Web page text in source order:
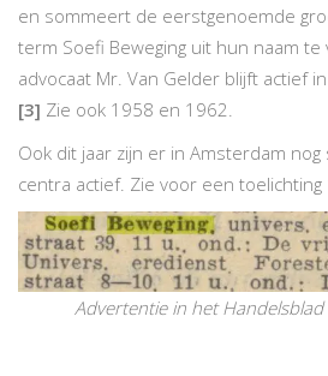
en sommeert de eerstgenoemde
term Soefi Beweging uit hun naam te
advocaat Mr. Van Gelder blijft actief
[3] Zie ook 1958 en 1962.
Ook dit jaar zijn er in Amsterdam
centra actief. Zie voor een toelichting
Advertentie in het